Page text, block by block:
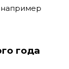
года